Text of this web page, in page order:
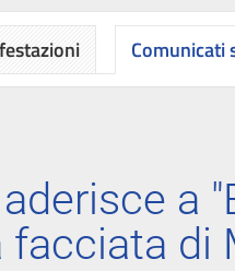
Comunicati
a
facciata di